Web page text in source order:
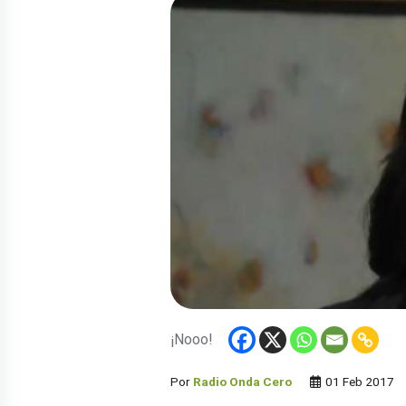
¡Nooo!
Por Radio Onda Cero 01 Feb 2017